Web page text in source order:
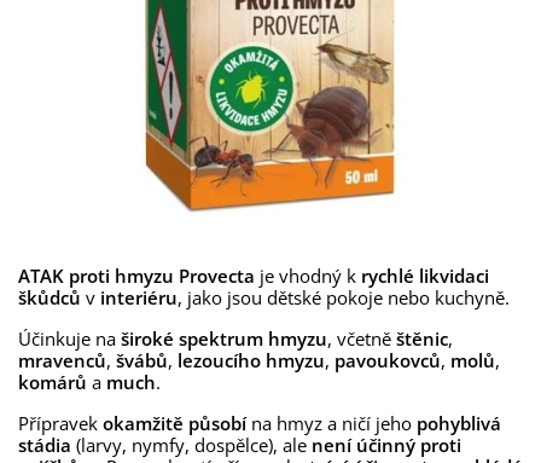
ATAK proti hmyzu Provecta je vhodný k rychlé likvidaci
škůdců v interiéru, jako jsou dětské pokoje nebo kuchyně.
Účinkuje na široké spektrum hmyzu, včetně štěnic,
mravenců, švábů, lezoucího hmyzu, pavoukovců, molů,
komárů a much.
Přípravek okamžitě působína hmyz a ničí jeho pohyblivá
stádia (larvy, nymfy, dospělce), ale není účinný proti